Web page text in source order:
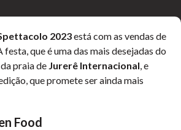
2023está com as vendas de
que é uma das mais desejadas do
praia de Jurerê Internacional, e
que promete ser ainda mais
Food